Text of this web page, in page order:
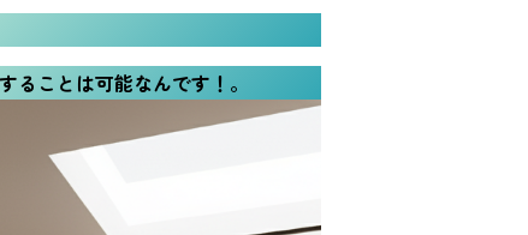
ることは可能なんです！ 。